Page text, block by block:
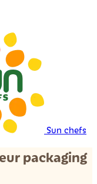
Sun chefs
packaging